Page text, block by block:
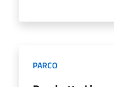
PARCO